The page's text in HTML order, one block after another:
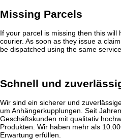
Missing Parcels
If your parcel is missing then this will
courier. As soon as they issue a
be dispatched using the same
Schnell und
Wir sind ein sicherer und
um Anhängerkupplungen. Seit
Geschäftskunden mit qualitativ
Produkten. Wir haben mehr als
Erwartung erfüllen.